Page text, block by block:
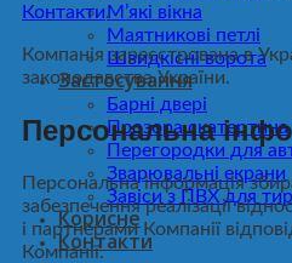
М’які вікна
Маятникові петлі
Швидкісні ворота
Застосування
Барні двері
Прозора скатертина
Перегородки для
Зварювальні екрани
Завіси з ПВХ для
Корисне
Контакти
Контакти.
Компанія зареєстрована в
законодавства України.
Персональна
Персональна інформація
забезпечення реалізації
і партнерами Компанії
Компанії.